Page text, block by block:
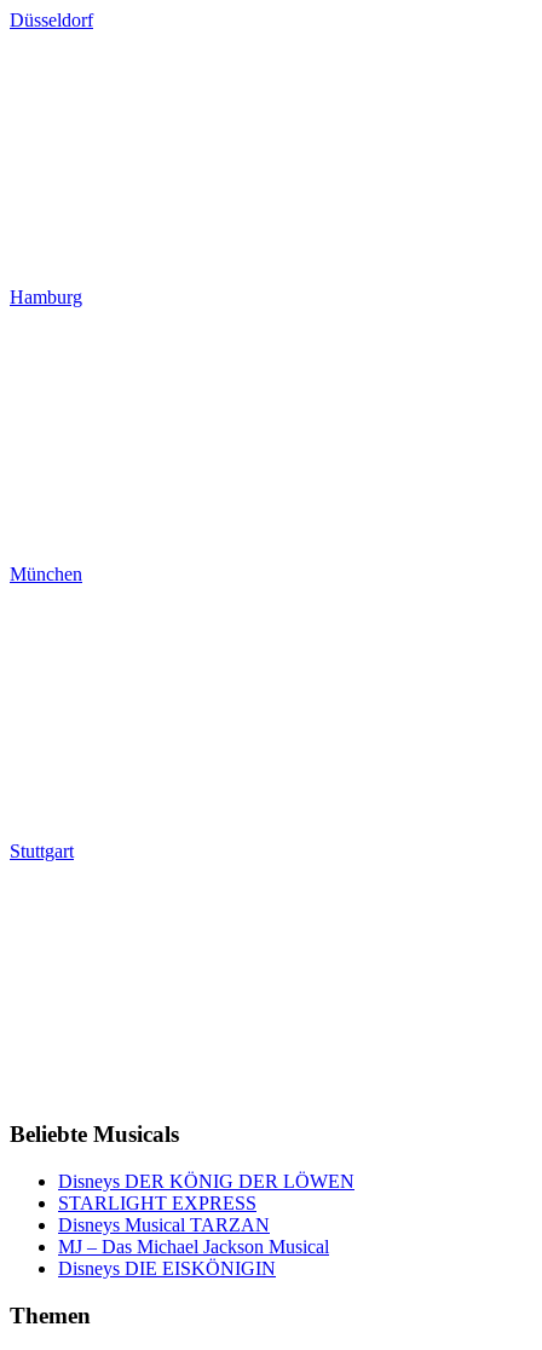
Düsseldorf
Hamburg
München
Stuttgart
Beliebte Musicals
Disneys DER KÖNIG DER LÖWEN
STARLIGHT EXPRESS
Disneys Musical TARZAN
MJ – Das Michael Jackson Musical
Disneys DIE EISKÖNIGIN
Themen